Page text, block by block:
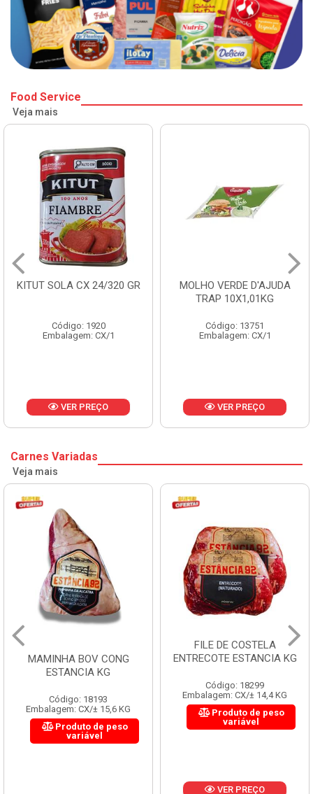
Food Service
Veja mais
KITUT SOLA CX 24/320 GR
Código: 1920
Embalagem: CX/1
VER PREÇO
MOLHO VERDE D'AJUDA
TRAP 10X1,01KG
Código: 13751
Embalagem: CX/1
VER PREÇO
Carnes Variadas
Veja mais
MAMINHA BOV CONG
ESTANCIA KG
Código: 18193
Embalagem: CX/± 15,6 KG
Produto de peso
variável
FILE DE COSTELA
ENTRECOTE ESTANCIA KG
Código: 18299
Embalagem: CX/± 14,4 KG
Produto de peso
variável
VER PREÇO